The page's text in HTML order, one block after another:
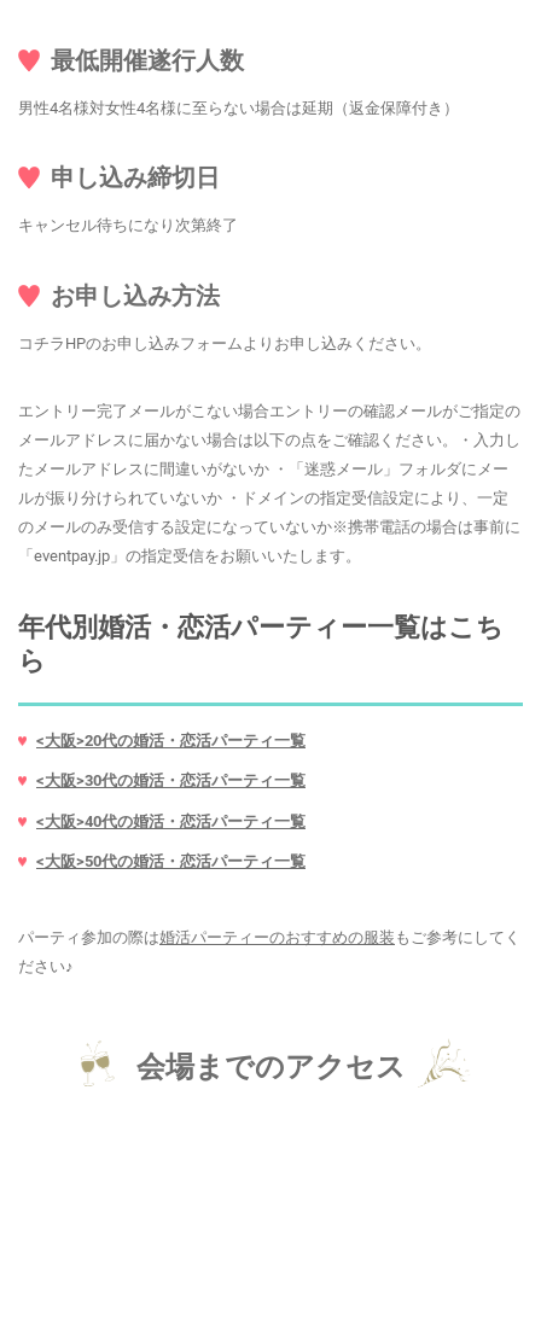
最低開催遂行人数
男性4名様対女性4名様に至らない場合は延期（返金保障付き）
申し込み締切日
キャンセル待ちになり次第終了
お申し込み方法
コチラHPのお申し込みフォームよりお申し込みください。
エントリー完了メールがこない場合エントリーの確認メールがご指定の
メールアドレスに届かない場合は以下の点をご確認ください。・入力し
たメールアドレスに間違いがないか ・「迷惑メール」フォルダにメー
ルが振り分けられていないか ・ドメインの指定受信設定により、一定
のメールのみ受信する設定になっていないか※携帯電話の場合は事前に
「eventpay.jp」の指定受信をお願いいたします。
年代別婚活・恋活パーティー一覧はこち
ら
<大阪>20代の婚活・恋活パーティ一覧
<大阪>30代の婚活・恋活パーティ一覧
<大阪>40代の婚活・恋活パーティ一覧
<大阪>50代の婚活・恋活パーティ一覧
パーティ参加の際は婚活パーティーのおすすめの服装 もご参考にしてく
ださい♪
会場までのアクセス